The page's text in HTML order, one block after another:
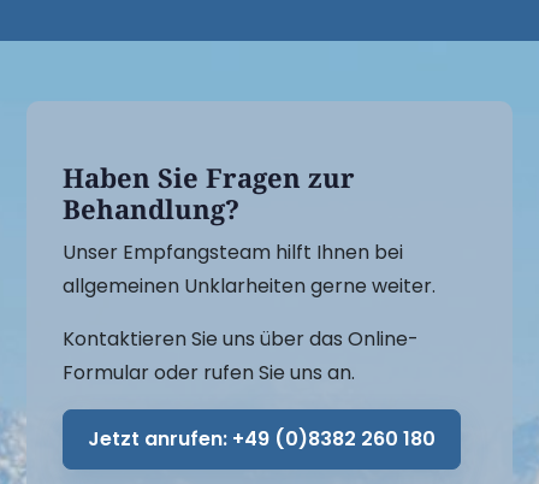
Haben Sie Fragen zur
Behandlung?
Unser Empfangsteam hilft Ihnen bei
allgemeinen Unklarheiten gerne weiter.
Kontaktieren Sie uns über das Online-
Formular oder rufen Sie uns an.
Jetzt anrufen: +49 (0)8382 260 180